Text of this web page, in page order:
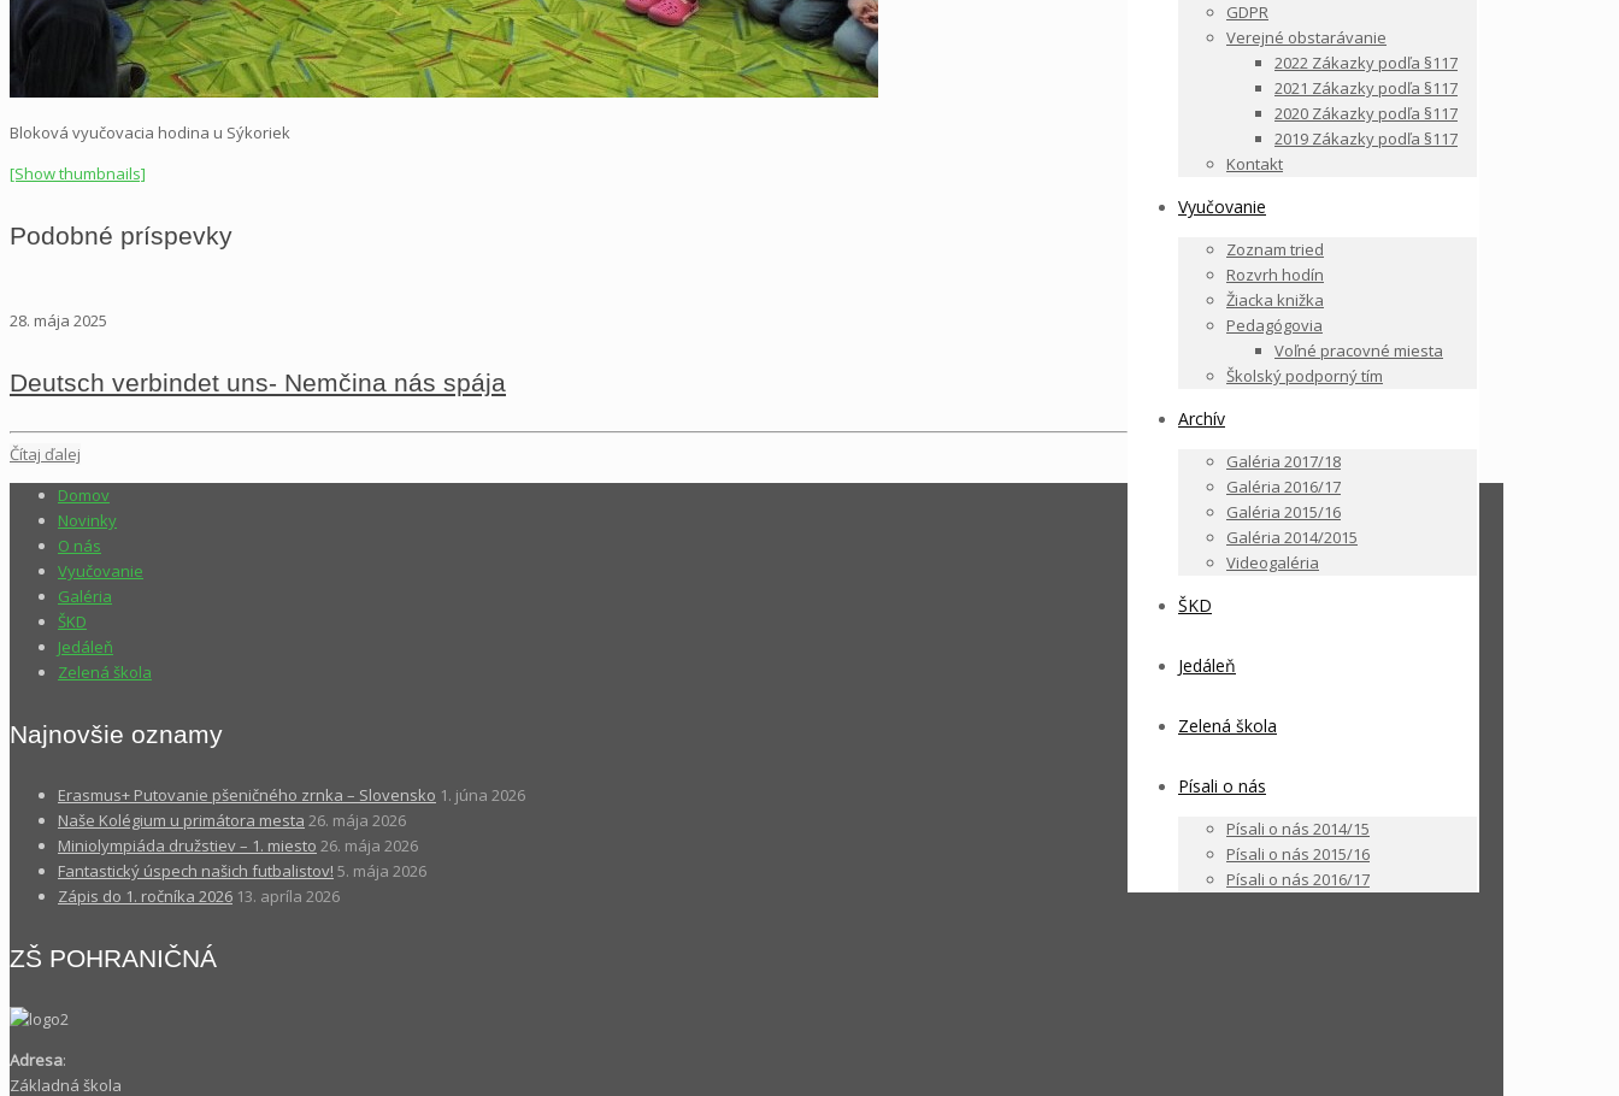
GDPR
Verejné obstarávanie
2022 Zákazky podľa §117
2021 Zákazky podľa §117
2020 Zákazky podľa §117
2019 Zákazky podľa §117
Kontakt
Vyučovanie
Zoznam tried
Rozvrh hodín
Žiacka knižka
Pedagógovia
Voľné pracovné miesta
Školský podporný tím
Archív
Galéria 2017/18
Galéria 2016/17
Galéria 2015/16
Galéria 2014/2015
Videogaléria
ŠKD
Jedáleň
Zelená škola
Písali o nás
Písali o nás 2014/15
Písali o nás 2015/16
Písali o nás 2016/17
Bloková vyučovacia hodina u Sýkoriek
[Show thumbnails]
Podobné príspevky
28. mája 2025
Deutsch verbindet uns- Nemčina nás spája
Čítaj ďalej
Domov
Novinky
O nás
Vyučovanie
Galéria
ŠKD
Jedáleň
Zelená škola
Najnovšie oznamy
Erasmus+ Putovanie pšeničného zrnka – Slovensko 1. júna 2026
Naše Kolégium u primátora mesta 26. mája 2026
Miniolympiáda družstiev – 1. miesto 26. mája 2026
Fantastický úspech našich futbalistov! 5. mája 2026
Zápis do 1. ročníka 2026 13. apríla 2026
ZŠ POHRANIČNÁ
Adresa:
Základná škola